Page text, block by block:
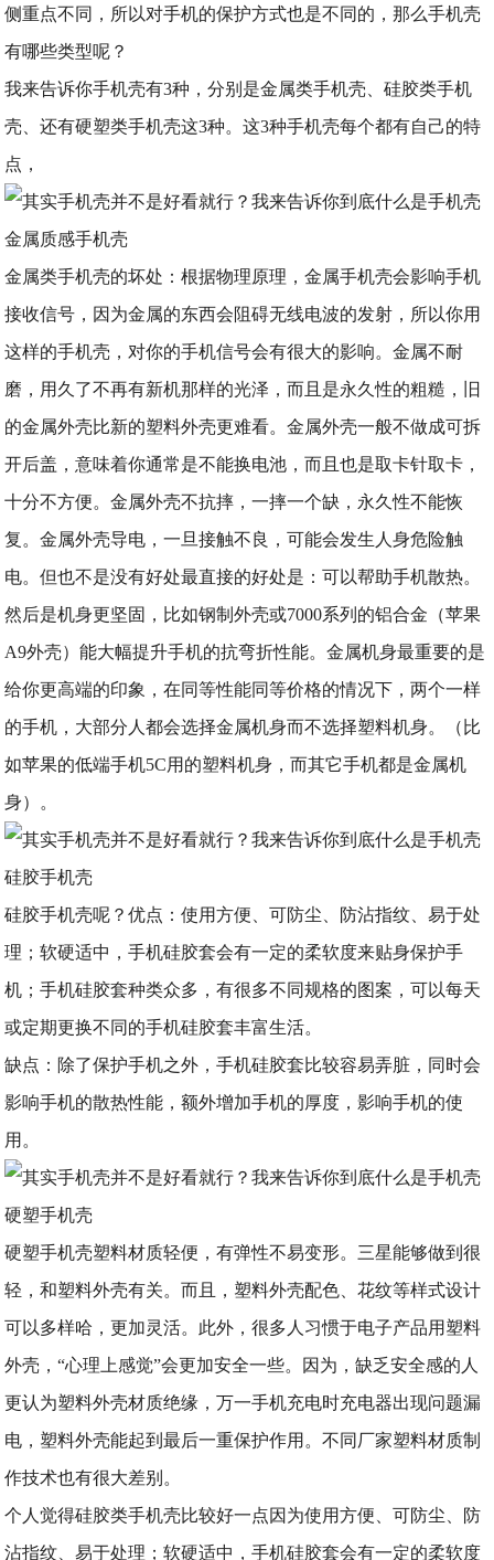
侧重点不同，所以对手机的保护方式也是不同的，那么手机壳
有哪些类型呢？
我来告诉你手机壳有3种，分别是金属类手机壳、硅胶类手机
壳、还有硬塑类手机壳这3种。这3种手机壳每个都有自己的特
点，
金属质感手机壳
金属类手机壳的坏处：根据物理原理，金属手机壳会影响手机
接收信号，因为金属的东西会阻碍无线电波的发射，所以你用
这样的手机壳，对你的手机信号会有很大的影响。金属不耐
磨，用久了不再有新机那样的光泽，而且是永久性的粗糙，旧
的金属外壳比新的塑料外壳更难看。金属外壳一般不做成可拆
开后盖，意味着你通常是不能换电池，而且也是取卡针取卡，
十分不方便。金属外壳不抗摔，一摔一个缺，永久性不能恢
复。金属外壳导电，一旦接触不良，可能会发生人身危险触
电。但也不是没有好处最直接的好处是：可以帮助手机散热。
然后是机身更坚固，比如钢制外壳或7000系列的铝合金（苹果
A9外壳）能大幅提升手机的抗弯折性能。金属机身最重要的是
给你更高端的印象，在同等性能同等价格的情况下，两个一样
的手机，大部分人都会选择金属机身而不选择塑料机身。（比
如苹果的低端手机5C用的塑料机身，而其它手机都是金属机
身）。
硅胶手机壳
硅胶手机壳呢？优点：使用方便、可防尘、防沾指纹、易于处
理；软硬适中，手机硅胶套会有一定的柔软度来贴身保护手
机；手机硅胶套种类众多，有很多不同规格的图案，可以每天
或定期更换不同的手机硅胶套丰富生活。
缺点：除了保护手机之外，手机硅胶套比较容易弄脏，同时会
影响手机的散热性能，额外增加手机的厚度，影响手机的使
用。
硬塑手机壳
硬塑手机壳塑料材质轻便，有弹性不易变形。三星能够做到很
轻，和塑料外壳有关。而且，塑料外壳配色、花纹等样式设计
可以多样哈，更加灵活。此外，很多人习惯于电子产品用塑料
外壳，“心理上感觉”会更加安全一些。因为，缺乏安全感的人
更认为塑料外壳材质绝缘，万一手机充电时充电器出现问题漏
电，塑料外壳能起到最后一重保护作用。不同厂家塑料材质制
作技术也有很大差别。
个人觉得硅胶类手机壳比较好一点因为使用方便、可防尘、防
沾指纹、易于处理；软硬适中，手机硅胶套会有一定的柔软度